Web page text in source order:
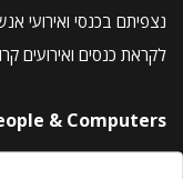
נצפיתם בכנסי ואירועי
לקראת כנסים ואירועים
& Computers
About Us